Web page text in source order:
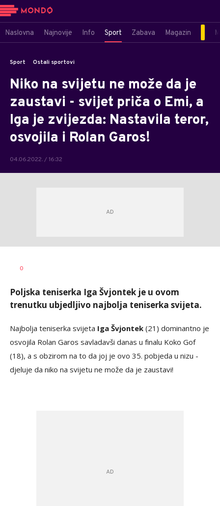
Naslovna Najnovije Info Sport Zabava Magazin
Sport Ostali sportovi
Niko na svijetu ne može da je
zaustavi - svijet priča o Emi, a
Iga je zvijezda: Nastavila teror,
osvojila i Rolan Garos!
04.06.2022. / 16:32
AUTOR
0
Poljska teniserka Iga Švjontek je u ovom
trenutku ubjedljivo najbolja teniserka svijeta.
Najbolja teniserka svijeta Iga Švjontek (21) dominantno je
osvojila Rolan Garos savladavši danas u finalu Koko Gof
(18), a s obzirom na to da joj je ovo 35. pobjeda u nizu -
djeluje da niko na svijetu ne može da je zaustavi!